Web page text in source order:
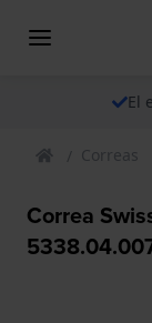
El
Correas
Correa